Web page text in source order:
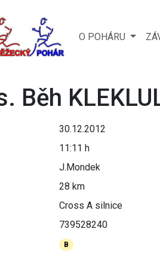
O POHÁRU
Běh
30.12.2012
11:11 h
J.Mondek
28 km
Cross A silnice
739528240
B